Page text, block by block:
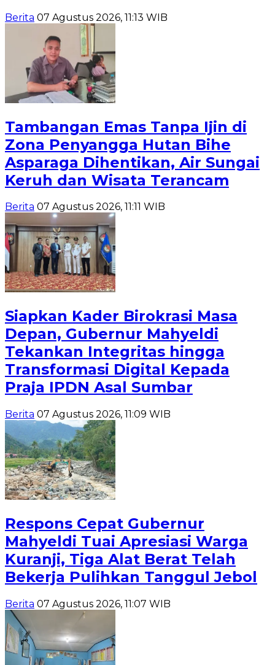
Berita 07 Agustus 2026, 11:13 WIB
Tambangan Emas Tanpa Ijin di
Zona Penyangga Hutan Bihe
Asparaga Dihentikan, Air Sungai
Keruh dan Wisata Terancam
Berita 07 Agustus 2026, 11:11 WIB
Siapkan Kader Birokrasi Masa
Depan, Gubernur Mahyeldi
Tekankan Integritas hingga
Transformasi Digital Kepada
Praja IPDN Asal Sumbar
Berita 07 Agustus 2026, 11:09 WIB
Respons Cepat Gubernur
Mahyeldi Tuai Apresiasi Warga
Kuranji, Tiga Alat Berat Telah
Bekerja Pulihkan Tanggul Jebol
Berita 07 Agustus 2026, 11:07 WIB